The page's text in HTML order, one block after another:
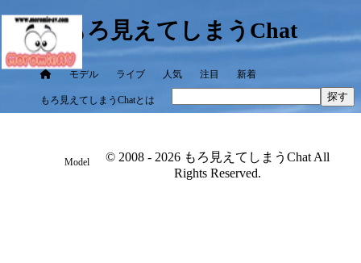
もろ見えてしまうChat
モデル ライブ 人気 注目 新着
もろ見えてしまうChatとは 探す
Model
© 2008 - 2026 もろ見えてしまうChat All
Rights Reserved.